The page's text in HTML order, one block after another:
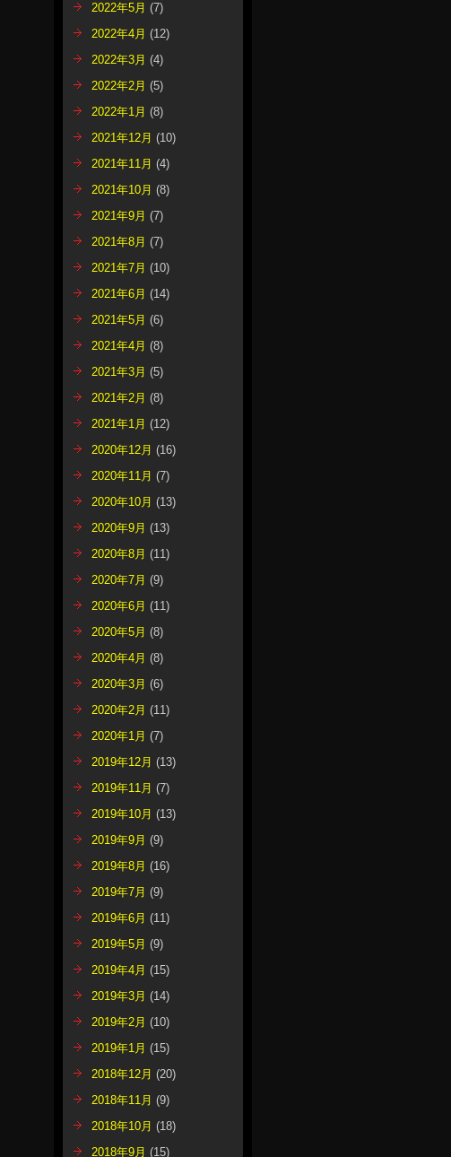
2022年5月 (7)
2022年4月 (12)
2022年3月 (4)
2022年2月 (5)
2022年1月 (8)
2021年12月 (10)
2021年11月 (4)
2021年10月 (8)
2021年9月 (7)
2021年8月 (7)
2021年7月 (10)
2021年6月 (14)
2021年5月 (6)
2021年4月 (8)
2021年3月 (5)
2021年2月 (8)
2021年1月 (12)
2020年12月 (16)
2020年11月 (7)
2020年10月 (13)
2020年9月 (13)
2020年8月 (11)
2020年7月 (9)
2020年6月 (11)
2020年5月 (8)
2020年4月 (8)
2020年3月 (6)
2020年2月 (11)
2020年1月 (7)
2019年12月 (13)
2019年11月 (7)
2019年10月 (13)
2019年9月 (9)
2019年8月 (16)
2019年7月 (9)
2019年6月 (11)
2019年5月 (9)
2019年4月 (15)
2019年3月 (14)
2019年2月 (10)
2019年1月 (15)
2018年12月 (20)
2018年11月 (9)
2018年10月 (18)
2018年9月 (15)